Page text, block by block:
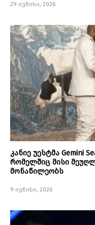
29 ივნისი, 2026
კანიე უესტმა Gemini
რომელშიც მისი
მონაწილეობს
9 ივნისი, 2026